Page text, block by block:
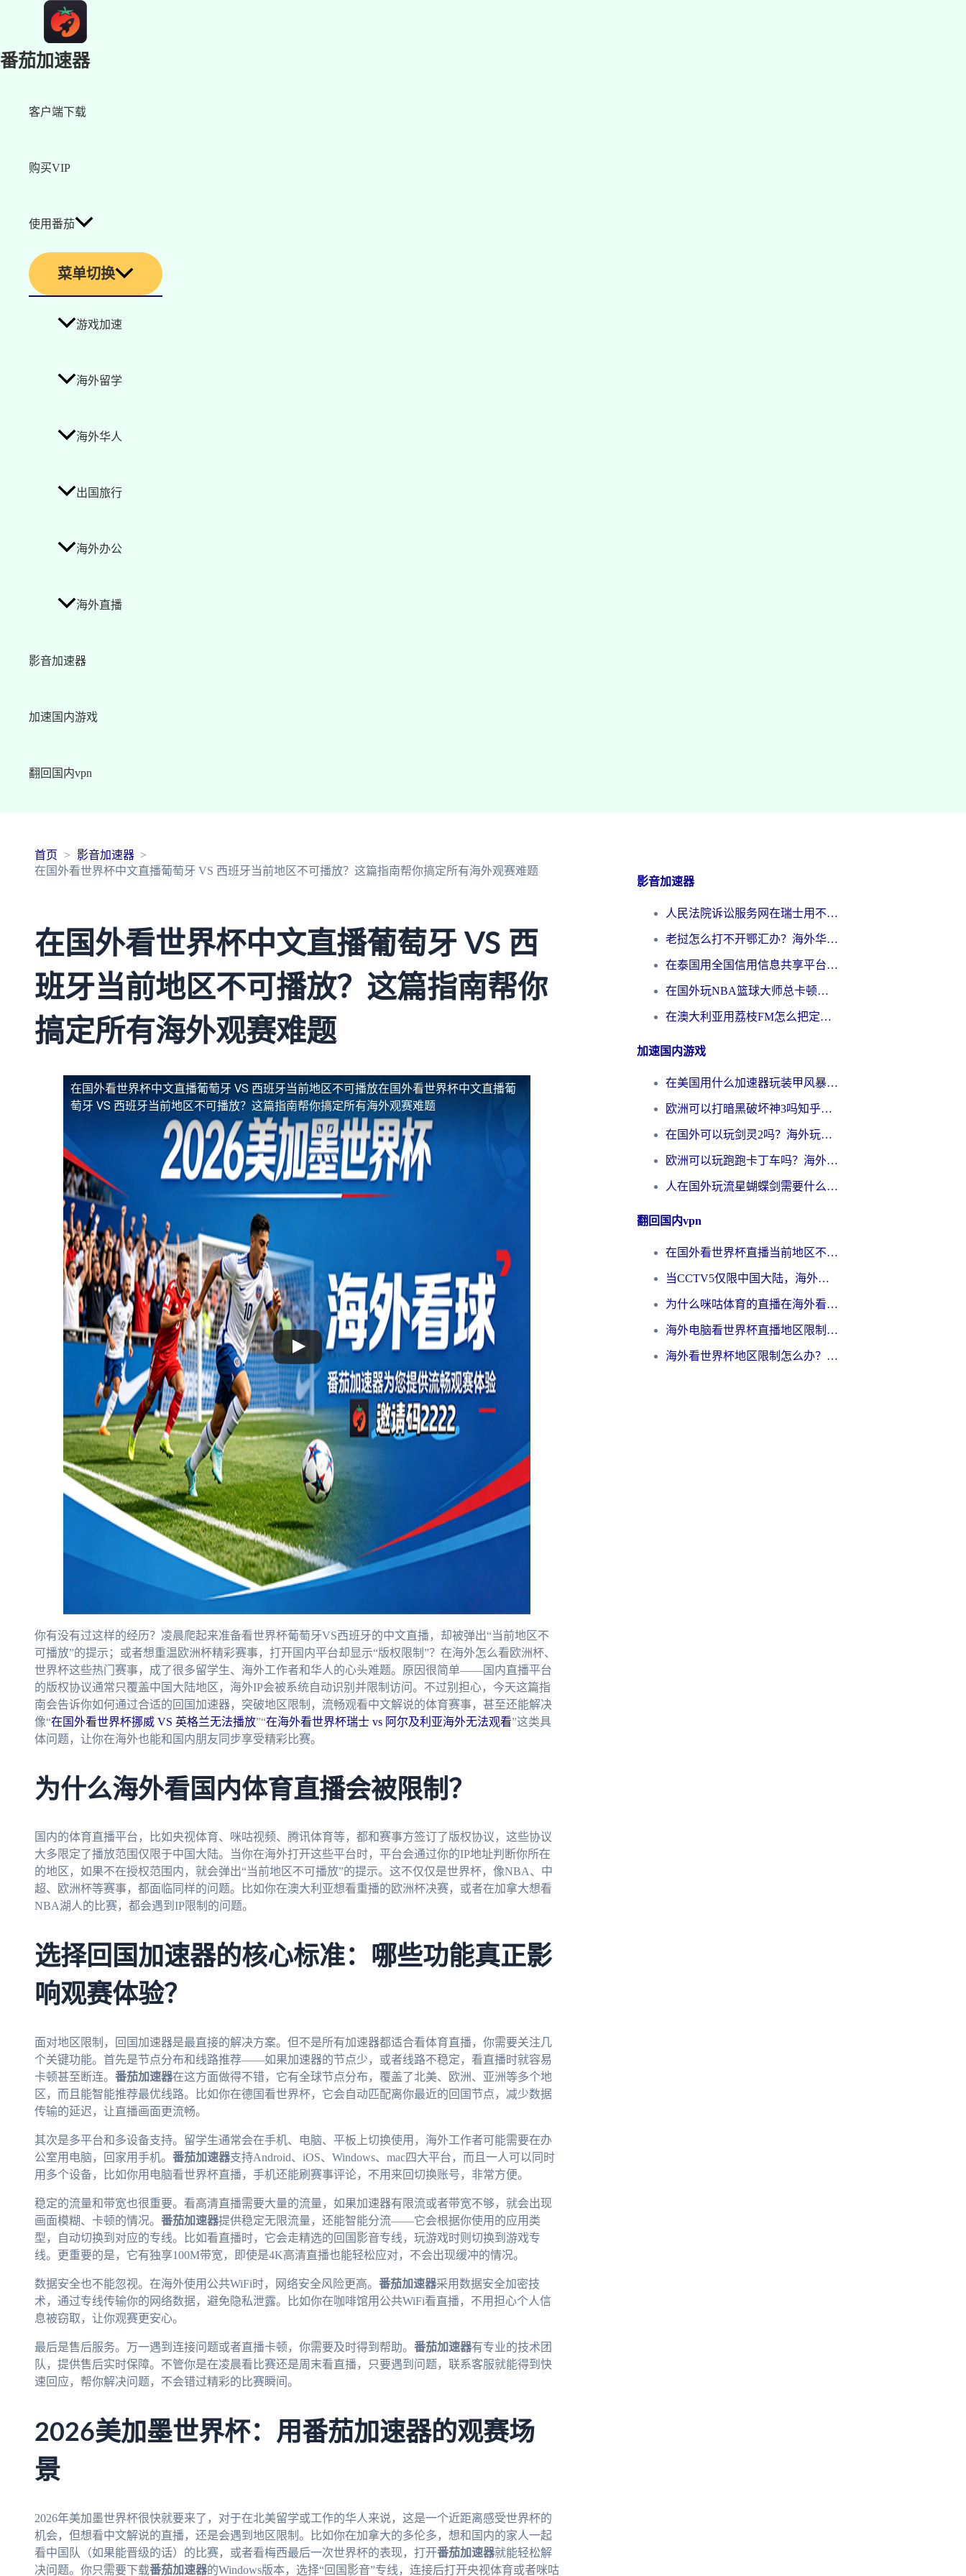
番茄加速器
客户端下载
购买VIP
使用番茄
菜单切换
游戏加速
海外留学
海外华人
出国旅行
海外办公
海外直播
影音加速器
加速国内游戏
翻回国内vpn
首页
影音加速器
在国外看世界杯中文直播葡萄牙 VS 西班牙当前地区不可播放？这篇指南帮你搞定所有海外观赛难题
在国外看世界杯中文直播葡萄牙 VS 西
班牙当前地区不可播放？这篇指南帮你
搞定所有海外观赛难题
在国外看世界杯中文直播葡萄牙 VS 西班牙当前地区不可播放在国外看世界杯中文直播葡
萄牙 VS 西班牙当前地区不可播放？这篇指南帮你搞定所有海外观赛难题
你有没有过这样的经历？凌晨爬起来准备看世界杯葡萄牙VS西班牙的中文直播，却被弹出“当前地区不
可播放”的提示；或者想重温欧洲杯精彩赛事，打开国内平台却显示“版权限制”？在海外怎么看欧洲杯、
世界杯这些热门赛事，成了很多留学生、海外工作者和华人的心头难题。原因很简单——国内直播平台
的版权协议通常只覆盖中国大陆地区，海外IP会被系统自动识别并限制访问。不过别担心，今天这篇指
南会告诉你如何通过合适的回国加速器，突破地区限制，流畅观看中文解说的体育赛事，甚至还能解决
像“在国外看世界杯挪威 VS 英格兰无法播放”“在海外看世界杯瑞士 vs 阿尔及利亚海外无法观看”这类具
体问题，让你在海外也能和国内朋友同步享受精彩比赛。
为什么海外看国内体育直播会被限制？
国内的体育直播平台，比如央视体育、咪咕视频、腾讯体育等，都和赛事方签订了版权协议，这些协议
大多限定了播放范围仅限于中国大陆。当你在海外打开这些平台时，平台会通过你的IP地址判断你所在
的地区，如果不在授权范围内，就会弹出“当前地区不可播放”的提示。这不仅仅是世界杯，像NBA、中
超、欧洲杯等赛事，都面临同样的问题。比如你在澳大利亚想看重播的欧洲杯决赛，或者在加拿大想看
NBA湖人的比赛，都会遇到IP限制的问题。
选择回国加速器的核心标准：哪些功能真正影
响观赛体验？
面对地区限制，回国加速器是最直接的解决方案。但不是所有加速器都适合看体育直播，你需要关注几
个关键功能。首先是节点分布和线路推荐——如果加速器的节点少，或者线路不稳定，看直播时就容易
卡顿甚至断连。 番茄加速器在这方面做得不错，它有全球节点分布，覆盖了北美、欧洲、亚洲等多个地
区，而且能智能推荐最优线路。比如你在德国看世界杯，它会自动匹配离你最近的回国节点，减少数据
传输的延迟，让直播画面更流畅。
其次是多平台和多设备支持。留学生通常会在手机、电脑、平板上切换使用，海外工作者可能需要在办
公室用电脑，回家用手机。 番茄加速器支持Android、iOS、Windows、mac四大平台，而且一人可以同时
用多个设备，比如你用电脑看世界杯直播，手机还能刷赛事评论，不用来回切换账号，非常方便。
稳定的流量和带宽也很重要。看高清直播需要大量的流量，如果加速器有限流或者带宽不够，就会出现
画面模糊、卡顿的情况。 番茄加速器提供稳定无限流量，还能智能分流——它会根据你使用的应用类
型，自动切换到对应的专线。比如看直播时，它会走精选的回国影音专线，玩游戏时则切换到游戏专
线。更重要的是，它有独享100M带宽，即使是4K高清直播也能轻松应对，不会出现缓冲的情况。
数据安全也不能忽视。在海外使用公共WiFi时，网络安全风险更高。 番茄加速器采用数据安全加密技
术，通过专线传输你的网络数据，避免隐私泄露。比如你在咖啡馆用公共WiFi看直播，不用担心个人信
息被窃取，让你观赛更安心。
最后是售后服务。万一遇到连接问题或者直播卡顿，你需要及时得到帮助。 番茄加速器有专业的技术团
队，提供售后实时保障。不管你是在凌晨看比赛还是周末看直播，只要遇到问题，联系客服就能得到快
速回应，帮你解决问题，不会错过精彩的比赛瞬间。
2026美加墨世界杯：用番茄加速器的观赛场
景
2026年美加墨世界杯很快就要来了，对于在北美留学或工作的华人来说，这是一个近距离感受世界杯的
机会，但想看中文解说的直播，还是会遇到地区限制。比如你在加拿大的多伦多，想和国内的家人一起
看中国队（如果能晋级的话）的比赛，或者看梅西最后一次世界杯的表现，打开番茄加速器就能轻松解
决问题。你只需要下载番茄加速器的Windows版本，选择“回国影音”专线，连接后打开央视体育或者咪咕
影音加速器
人民法院诉讼服务网在瑞士用不了怎么办？海外华人必备的回国加速指南
老挝怎么打不开鄂汇办？海外华人必看的回国加速全攻略（附欧洲杯小说流畅技巧）
在泰国用全国信用信息共享平台怎么把定位修改到中国国内？海外党解决国内服务访问难题的实用指南
在国外玩NBA篮球大师总卡顿？这篇解决你所有海外看国内内容的烦恼
在澳大利亚用荔枝FM怎么把定位修改到中国国内？海外华人必看的内容访问指南
加速国内游戏
在美国用什么加速器玩装甲风暴？海外玩家亲测有效的国服游戏加速指南
欧洲可以打暗黑破坏神3吗知乎？海外玩家国服游戏加速终极指南
在国外可以玩剑灵2吗？海外玩家国服畅玩终极指南（附永恒之塔明日方舟加速方案）
欧洲可以玩跑跑卡丁车吗？海外玩家国服游戏畅玩终极指南（附QQ炫舞剑网3解决方案）
人在国外玩流星蝴蝶剑需要什么加速器？老玩家亲测的终极解决方案
翻回国内vpn
在国外看世界杯直播当前地区不可播放？海外党必看的回国加速全攻略
当CCTV5仅限中国大陆，海外球迷的世界杯狂欢如何继续？
为什么咪咕体育的直播在海外看不了？3步解决海外看世界杯+抖音地区限制难题
海外电脑看世界杯直播地区限制怎么办？你需要一个聪明的加速器
海外看世界杯地区限制怎么办？一篇搞定咪咕视频播放+国内资源无缝访问指南